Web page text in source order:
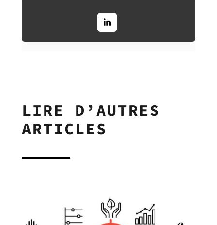
LIRE D’AUTRES
ARTICLES